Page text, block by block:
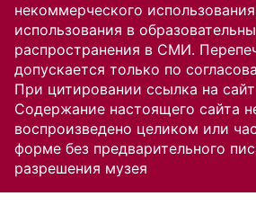
некоммерческого
использования в
распространения в СМИ.
допускается только по
При цитировании ссылка на сайт
Содержание настоящего сайта
воспроизведено целиком или
форме без предварительного
разрешения музея